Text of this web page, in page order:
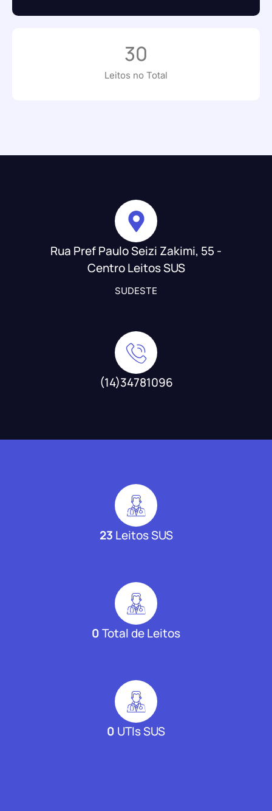
Leitos no Total
30
Rua Pref Paulo Seizi Zakimi, 55 -
Centro Leitos SUS
SUDESTE
(14)34781096
23 Leitos SUS
0Total de Leitos
0 UTIs SUS